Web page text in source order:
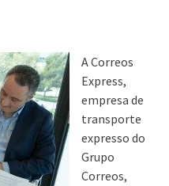
A Correos
Express,
empresa de
transporte
expresso do
Grupo
Correos,